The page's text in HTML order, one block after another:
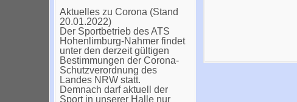
Aktuelles zu Corona (Stand
20.01.2022)
Der Sportbetrieb des ATS
Hohenlimburg-Nahmer findet
unter den derzeit gültigen
Bestimmungen der Corona-
Schutzverordnung des
Landes NRW statt.
Demnach darf aktuell der
Sport in unserer Halle nur